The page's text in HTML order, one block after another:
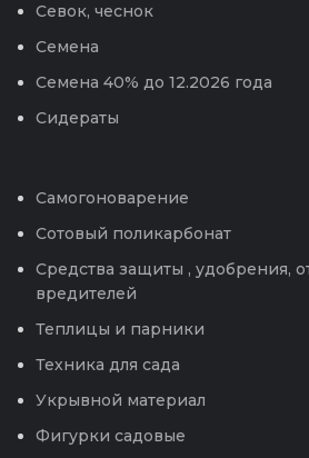
Севок, чеснок
Семена
Семена 40% до 12.2026 года
Сидераты
Самогоноварение
Сотовый поликарбонат
Средства защиты , удобрения,
вредителей
Теплицы и парники
Техника для сада
Укрывной материал
Фигурки садовые